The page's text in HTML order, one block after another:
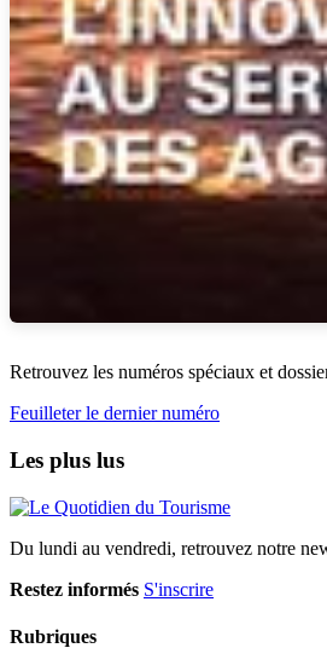
Retrouvez les numéros spéciaux et
Feuilleter le dernier numéro
Les plus lus
Du lundi au vendredi, retrouvez notre
Restez informés S'inscrire
Rubriques